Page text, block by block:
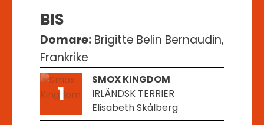
BIS
Domare: Brigitte Belin Bernaudin,
Frankrike
1
SMOX KINGDOM
IRLÄNDSK TERRIER
Elisabeth Skålberg